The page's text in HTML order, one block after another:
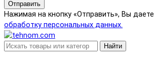
Отправить
Нажимая на кнопку «Отправить», Вы даете
обработку персональных данных.
Найти